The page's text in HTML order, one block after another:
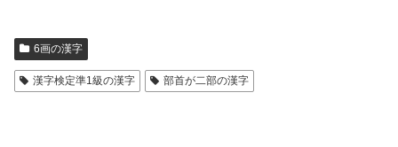
6画の漢字
漢字検定準1級の漢字 部首が二部の漢字